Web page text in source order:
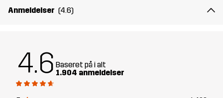
For 2 100% Polyester (Genanvendt)
Vægt 665 g i størrelse Medium
Anmeldelser (4.6)
4.6 Baseret på i alt
1.904 anmeldelser